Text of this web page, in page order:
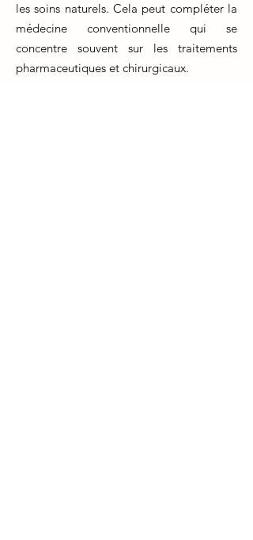
les soins naturels. Cela peut compléter la
médecine conventionnelle qui se
concentre souvent sur les traitements
pharmaceutiques et chirurgicaux.